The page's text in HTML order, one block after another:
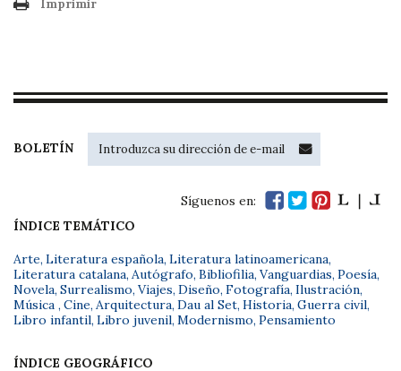
Imprimir
BOLETÍN
Síguenos en:
ÍNDICE TEMÁTICO
Arte, Literatura española, Literatura latinoamericana,
Literatura catalana, Autógrafo, Bibliofilia, Vanguardias, Poesía,
Novela, Surrealismo, Viajes, Diseño, Fotografía, Ilustración,
Música , Cine, Arquitectura, Dau al Set, Historia, Guerra civil,
Libro infantil, Libro juvenil, Modernismo, Pensamiento
ÍNDICE GEOGRÁFICO